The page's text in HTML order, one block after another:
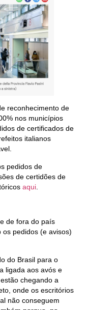
reconhecimento de
nos municípios
de certificados de
italianos
pedidos de
de certidões de
aqui.
de fora do país
os pedidos (e avisos)
do Brasil para o
ligada aos avós e
chegando a
onde os escritórios
não conseguem